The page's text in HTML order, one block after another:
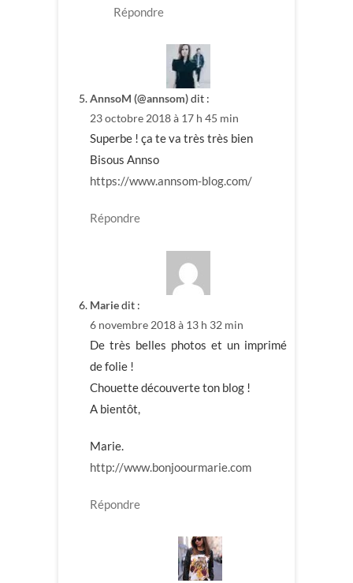
Répondre
AnnsoM (@annsom)dit :
23 octobre 2018 à 17 h 45 min
Superbe ! ça te va très très bien
Bisous Annso
https://www.annsom-blog.com/
Répondre
Mariedit :
6 novembre 2018 à 13 h 32 min
De très belles photos et un imprimé
de folie !
Chouette découverte ton blog !
A bientôt,
Marie.
http://www.bonjoourmarie.com
Répondre